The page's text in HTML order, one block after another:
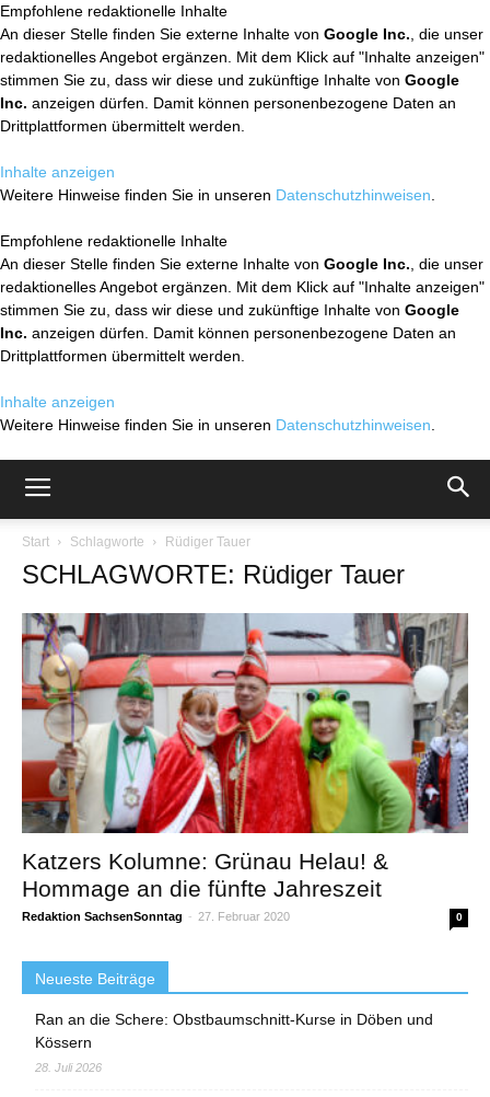
Empfohlene redaktionelle Inhalte
An dieser Stelle finden Sie externe Inhalte von Google Inc. , die unser
redaktionelles Angebot ergänzen. Mit dem Klick auf "Inhalte anzeigen"
stimmen Sie zu, dass wir diese und zukünftige Inhalte von Google
Inc. anzeigen dürfen. Damit können personenbezogene Daten an
Drittplattformen übermittelt werden.
Inhalte anzeigen
Weitere Hinweise finden Sie in unseren Datenschutzhinweisen
Empfohlene redaktionelle Inhalte
An dieser Stelle finden Sie externe Inhalte von Google Inc. , die unser
redaktionelles Angebot ergänzen. Mit dem Klick auf "Inhalte anzeigen"
stimmen Sie zu, dass wir diese und zukünftige Inhalte von Google
Inc. anzeigen dürfen. Damit können personenbezogene Daten an
Drittplattformen übermittelt werden.
Inhalte anzeigen
Weitere Hinweise finden Sie in unseren Datenschutzhinweisen
Start Schlagworte Rüdiger Tauer
SCHLAGWORTE: Rüdiger Tauer
Katzers Kolumne: Grünau Helau! &
Hommage an die fünfte Jahreszeit
Redaktion SachsenSonntag - 27. Februar 2020 0
Neueste Beiträge
Ran an die Schere: Obstbaumschnitt-Kurse in Döben und
Kössern
28. Juli 2026